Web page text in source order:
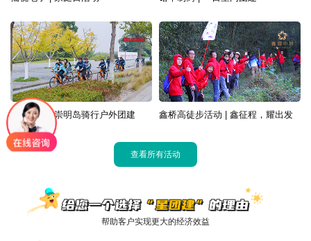
中国外运 | 崇明岛骑行户外团建 鑫桥高徒步活动 | 鑫征程，耀出发
查看所有活动
帮助客户实现更大的经济效益